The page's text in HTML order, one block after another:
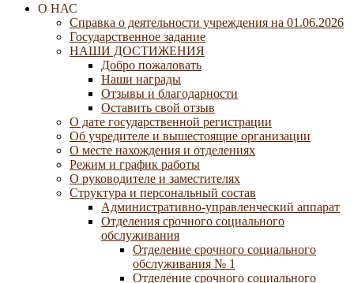
О НАС
Справка о деятельности учреждения на 01.06.2026
Государственное задание
НАШИ ДОСТИЖЕНИЯ
Добро пожаловать
Наши награды
Отзывы и благодарности
Оставить свой отзыв
О дате государственной регистрации
Об учредителе и вышестоящие организации
О месте нахождения и отделениях
Режим и график работы
О руководителе и заместителях
Структура и персональный состав
Административно-управленческий аппарат
Отделения срочного социального
обслуживания
Отделение срочного социального
обслуживания № 1
Отделение срочного социального